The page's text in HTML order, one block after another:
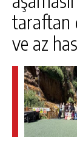
taraftan
ve az